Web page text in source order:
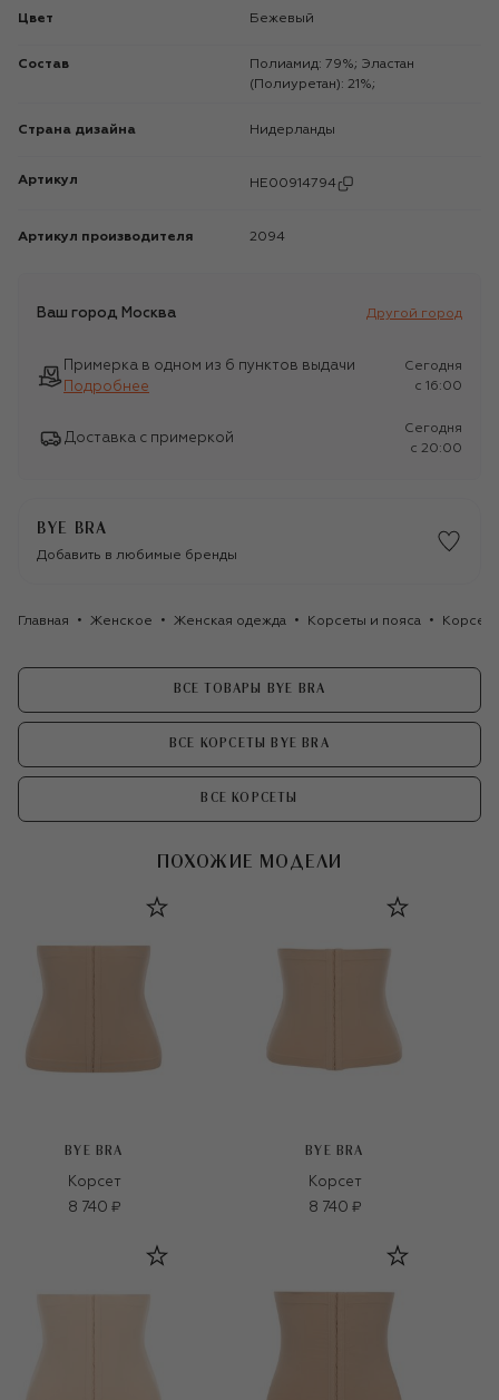
Цвет Бежевый
Состав
Полиамид: 79%; Эластан
(Полиуретан): 21%;
Страна дизайна Нидерланды
Артикул HE00914794
Артикул производителя 2094
Ваш город Москва Другой город
Примерка в одном из 6 пунктов выдачи
Подробнее
Сегодня
c 16:00
Доставка с примеркой
Сегодня
c 20:00
BYE BRA
Добавить в любимые бренды
Главная Женское Женская одежда Корсеты и пояса Корсет
ВСЕ ТОВАРЫ BYE BRA
ВСЕ КОРСЕТЫ BYE BRA
ВСЕ КОРСЕТЫ
ПОХОЖИЕ МОДЕЛИ
BYE BRA
Корсет
8 740 ₽
BYE BRA
Корсет
8 740 ₽